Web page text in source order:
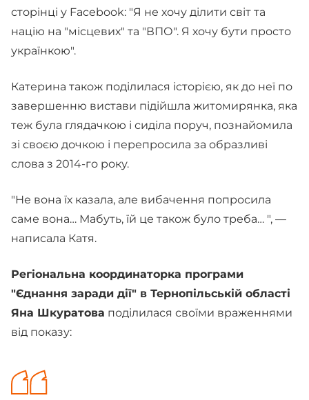
сторінці у Facebook: "Я не хочу ділити світ та
націю на "місцевих" та "ВПО". Я хочу бути просто
українкою".
Катерина також поділилася історією, як до неї по
завершенню вистави підійшла житомирянка, яка
теж була глядачкою і сиділа поруч, познайомила
зі своєю дочкою і перепросила за образливі
слова з 2014-го року.
"Не вона їх казала, але вибачення попросила
саме вона… Мабуть, їй це також було треба… ", —
написала Катя.
Регіональна координаторка програми
"Єднання заради дії" в Тернопільській області
Яна Шкуратова поділилася своїми враженнями
від показу: